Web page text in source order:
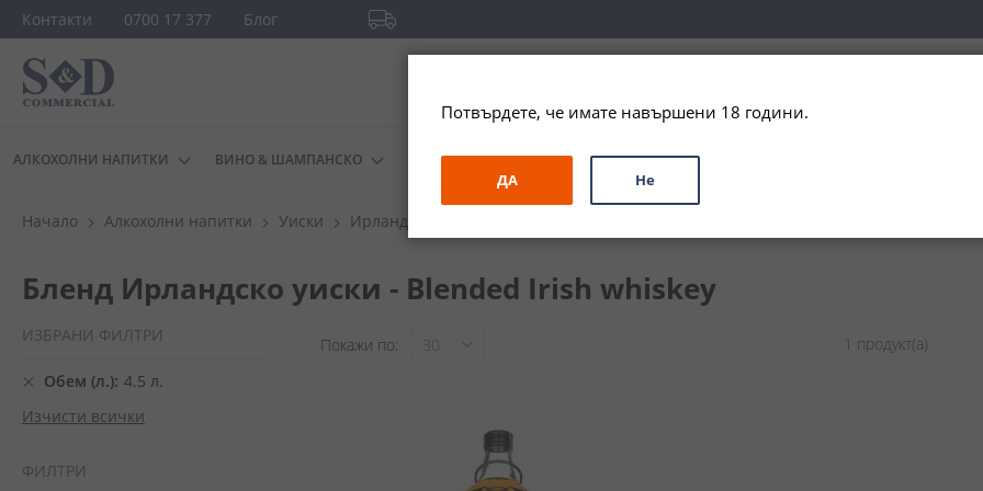
Контакти 0700 17 377 Блог
Прескачане
съдържанието
АЛКОХОЛНИ НАПИТКИ ВИНО & ШАМПАНСКО ДРУГИ ЗА ПОДАРЪК ПРОМО СПЕЦИАЛНИ ПРЕДЛОЖЕНИЯ
Начало Алкохолни напитки Уиски Ирландско уиски
Бленд Ирландско уиски - Blended Irish whiskey
Покажи по 1 продукт(а)
ИЗБРАНИ ФИЛТРИ
Обем (л.) 4.5 л.
Изчисти всички
ФИЛТРИ
Потвърдете, че имате навършени 18 години.
ДА Не